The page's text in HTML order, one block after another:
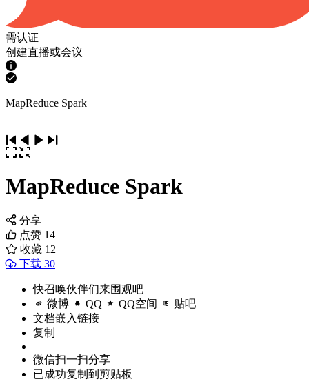
需认证
创建直播或会议
MapReduce Spark
MapReduce Spark
分享
点赞 14
收藏 12
下载 30
快召唤伙伴们来围观吧
微博 QQ QQ空间 贴吧
文档嵌入链接
复制
微信扫一扫分享
已成功复制到剪贴板